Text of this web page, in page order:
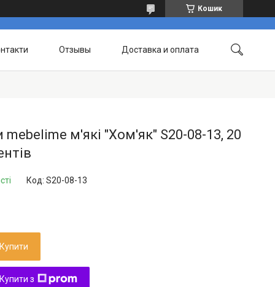
Кошик
Отзывы Доставка и оплата
mebelime м'які "Хом'як" S20-08-13, 20
Код: S20-08-13
Купити
Купити з